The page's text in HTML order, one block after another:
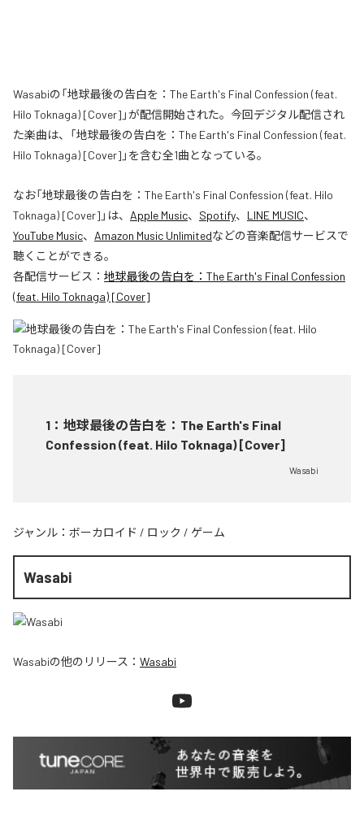
Wasabiの「地球最後の告白を：The Earth's Final Confession (feat.
Hilo Toknaga) [Cover]」が配信開始された。今回デジタル配信され
た楽曲は、「地球最後の告白を：The Earth's Final Confession (feat.
Hilo Toknaga) [Cover]」を含む全1曲となっている。
なお「地球最後の告白を：The Earth's Final Confession (feat. Hilo
Toknaga) [Cover] 」は、 Apple Music、 Spotify、 LINE MUSIC、
YouTube Music、 Amazon Music Unlimitedなどの音楽配信サービスで
聴くことができる。
各配信サービス： 地球最後の告白を：The Earth's Final Confession
(feat. Hilo Toknaga) [Cover]
1 ： 地球最後の告白を：The Earth's Final
Confession (feat. Hilo Toknaga) [Cover]
Wasabi
ジャンル： ボーカロイド / ロック / ゲーム
Wasabi
Wasabiの他のリリース： Wasabi